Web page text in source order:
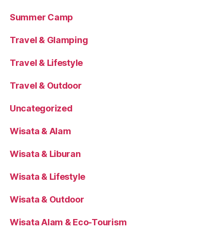
Summer Camp
Travel & Glamping
Travel & Lifestyle
Travel & Outdoor
Uncategorized
Wisata & Alam
Wisata & Liburan
Wisata & Lifestyle
Wisata & Outdoor
Wisata Alam & Eco-Tourism